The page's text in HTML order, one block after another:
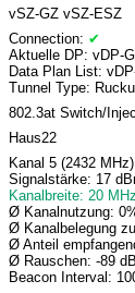
vSZ-GZ vSZ-ESZ
Connection: ✔
Aktuelle DP: vDP-
Data Plan List:
Tunnel Type:
802.3at Switch/
Haus22
Kanal 5 (2432
Signalstärke: 17
Kanalbreite: 20 MHz
Ø Kanalnutzung:
Ø Kanalbelegung
Ø Anteil
Ø Rauschen: -89
Beacon Interval: